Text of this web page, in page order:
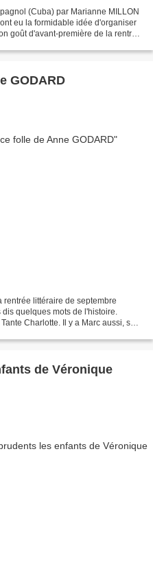
(Cuba) par Marianne MILLON
eu la formidable idée d'organiser
goût d'avant-première de la rentrée
GODARD
rentrée littéraire de septembre
quelques mots de l'histoire.
Charlotte. Il y a Marc aussi, son
de Véronique